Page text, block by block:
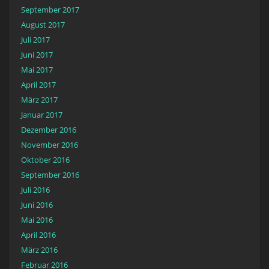
September 2017
August 2017
Juli 2017
Juni 2017
Mai 2017
April 2017
März 2017
Januar 2017
Dezember 2016
November 2016
Oktober 2016
September 2016
Juli 2016
Juni 2016
Mai 2016
April 2016
März 2016
Februar 2016